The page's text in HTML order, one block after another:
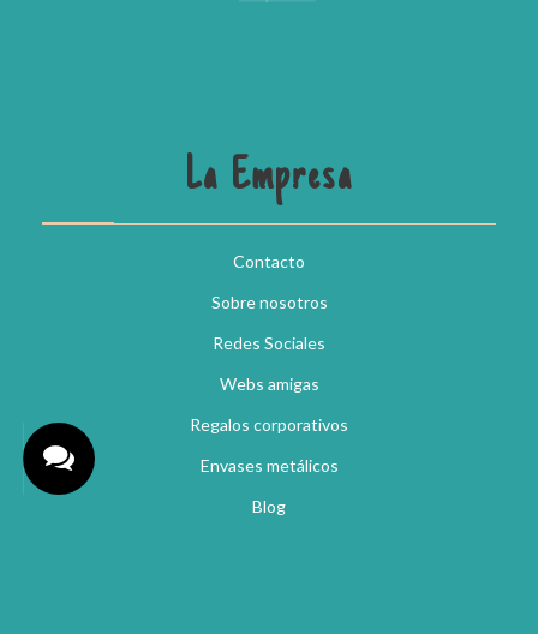
La Empresa
Contacto
Sobre nosotros
Redes Sociales
Webs amigas
Regalos corporativos
Envases metálicos
Blog